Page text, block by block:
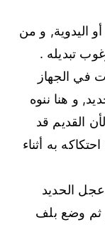
أو اليدوية, و من
تبديله .
في الجهاز
و هنا ننوه
القديم قد
به أثناء
الحديد
ثم وضع بلف